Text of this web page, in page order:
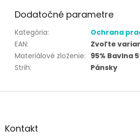
Dodatočné parametre
Kategória:
Ochrana
EAN:
Zvoľte
Materiálové zloženie: 95% Bavlna
Strih: Pánsky
Z
äKontakt